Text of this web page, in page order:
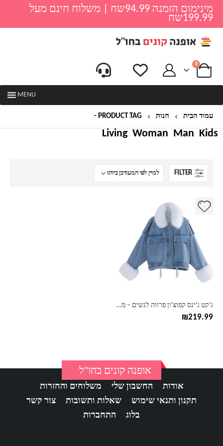
מינימום הזמנה 94.99שח | משלוח חינם מעל
199.99שח
0
MENU
עמוד הבית חנות PRODUCT TAG -
Kids
Man
Woman
Living
FILTER
ג'קט ג'ינס קפוצ'ון פרווה לנשים – מידות גדולות
₪219.99
למוצר
סוגים.
ניתן
לבחור
את
בעמוד
אופנה קונים בחו"ל
אודות החשבון שלי
משלוחים והחזרות
תקנון ותנאי שימוש
שאלות ותשובות
צור קשר
בלוג
התחברות